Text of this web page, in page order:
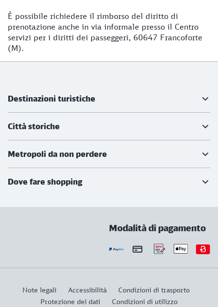
È possibile richiedere il rimborso del diritto di
prenotazione anche in via informale presso il Centro
servizi per i diritti dei passeggeri, 60647 Francoforte
(M).
Destinazioni turistiche
Città storiche
Metropoli da non perdere
Dove fare shopping
Modalità di pagamento
Note legali Accessibilità
Condizioni di trasporto
Protezione dei dati
Condizioni di utilizzo